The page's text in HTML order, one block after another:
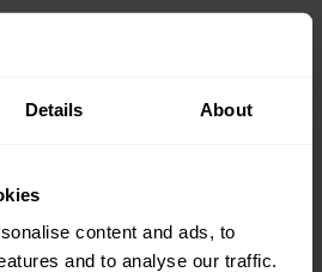
Details About
content and ads, to
and to analyse our traffic.